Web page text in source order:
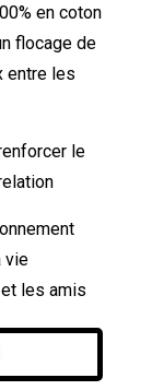
en coton
flocage de
entre les
le
vie
les amis